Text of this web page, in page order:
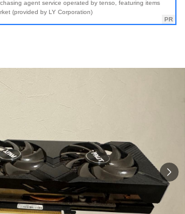
agent service operated by tenso, featuring items
(provided by LY Corporation)